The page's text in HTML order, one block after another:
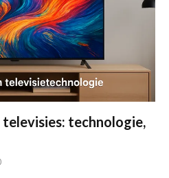
televisies: technologie,